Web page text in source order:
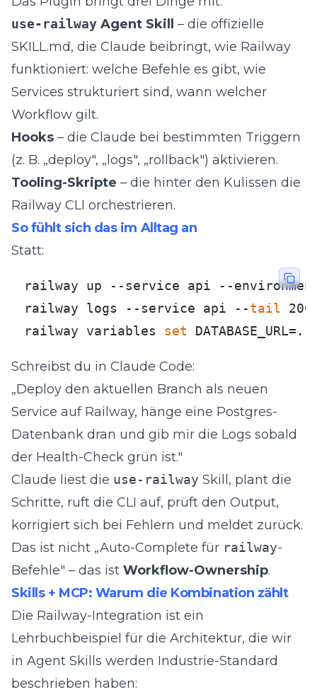
use-railway Agent Skill
– die offizielle
SKILL.md, die Claude beibringt, wie Railway
funktioniert: welche Befehle es gibt, wie
Services strukturiert sind, wann welcher
Workflow gilt.
Hooks – die Claude bei bestimmten Triggern
(z. B. „deploy", „logs", „rollback") aktivieren.
Tooling-Skripte – die hinter den Kulissen die
Railway CLI orchestrieren.
So fühlt sich das im Alltag an
Statt:
railway up --service api --
railway logs --service api --tail 200
railway variables set
Schreibst du in Claude Code:
„Deploy den aktuellen Branch als neuen
Service auf Railway, hänge eine Postgres-
Datenbank dran und gib mir die Logs sobald
der Health-Check grün ist."
Claude liest die use-railway Skill, plant die
Schritte, ruft die CLI auf, prüft den Output,
korrigiert sich bei Fehlern und meldet zurück.
Das ist nicht „Auto-Complete für railway-
Befehle" – das ist Workflow-Ownership.
Skills + MCP: Warum die Kombination zählt
Die Railway-Integration ist ein
Lehrbuchbeispiel für die Architektur, die wir
in Agent Skills werden Industrie-Standard
beschrieben haben: